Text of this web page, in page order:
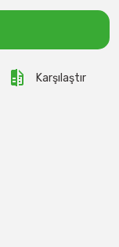
Karşılaştır